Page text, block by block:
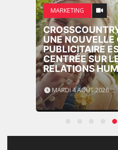
MARKETING
UNE NOUVELLE
PUBLICITAIRE
CENTRÉE SUR
RELATIONS
MARDI 4 AOÛT 2026